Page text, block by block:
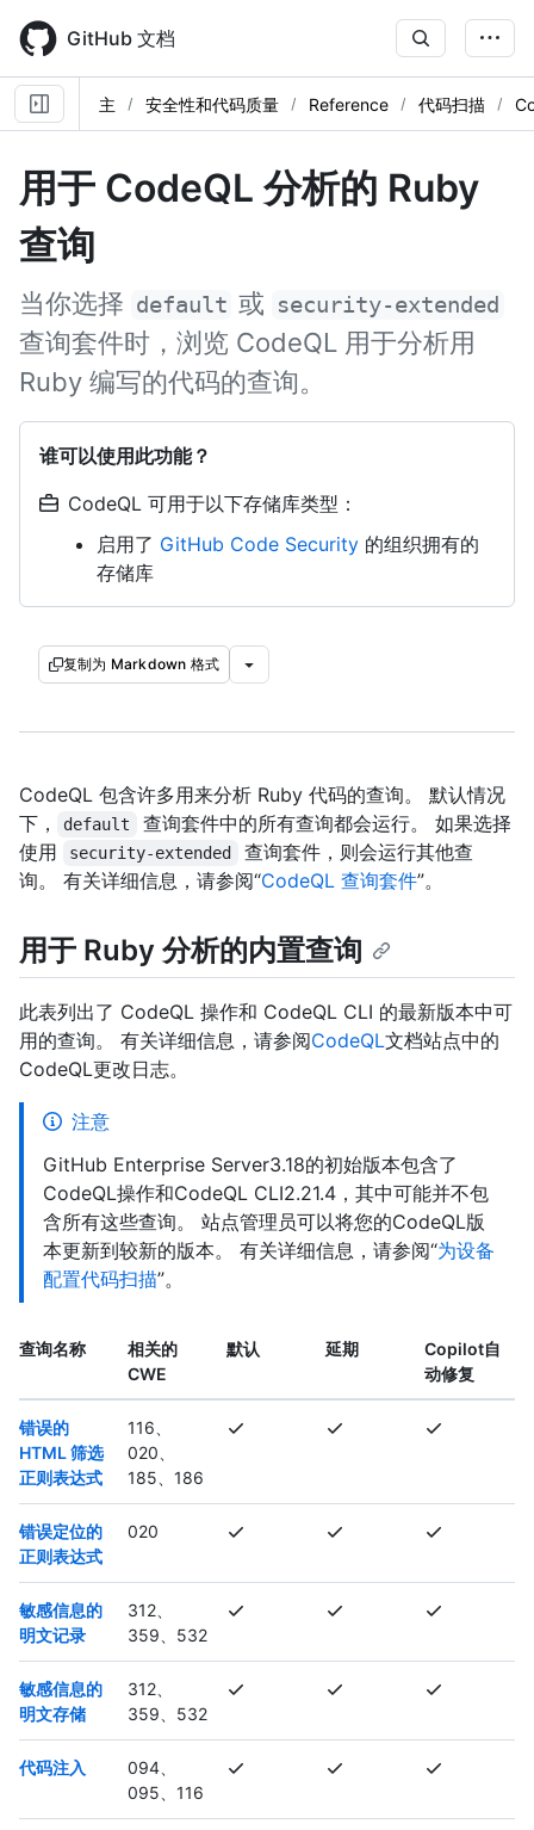
main
content
GitHub 文档
主 安全性和代码质量 Reference 代码扫描
用于 CodeQL 分析的 Ruby
查询
当你选择 default 或 security-extended
查询套件时，浏览 CodeQL 用于分析用
Ruby 编写的代码的查询。
谁可以使用此功能？
CodeQL 可用于以下存储库类型：
启用了 GitHub Code Security 的组织拥有的
存储库
复制为 Markdown 格式
CodeQL 包含许多用来分析 Ruby 代码的查询。 默认情况
下，
default
查询套件中的所有查询都会运行。 如果选择
使用
security-extended
查询套件，则会运行其他查
询。 有关详细信息，请参阅“CodeQL 查询套件”。
用于 Ruby 分析的内置查询
此表列出了 CodeQL 操作和 CodeQL CLI 的最新版本中可
用的查询。 有关详细信息，请参阅CodeQL文档站点中的
CodeQL更改日志。
注意
GitHub Enterprise Server3.18的初始版本包含了
CodeQL操作和CodeQL CLI2.21.4，其中可能并不包
含所有这些查询。 站点管理员可以将您的CodeQL版
本更新到较新的版本。 有关详细信息，请参阅“为设备
配置代码扫描”。
查询名称
相关的
CWE
默认 延期
Copilot自
动修复
错误的
HTML 筛选
正则表达式
116、
020、
185、186
错误定位的
正则表达式
020
敏感信息的
明文记录
312、
359、532
敏感信息的
明文存储
312、
359、532
代码注入
094、
095、116